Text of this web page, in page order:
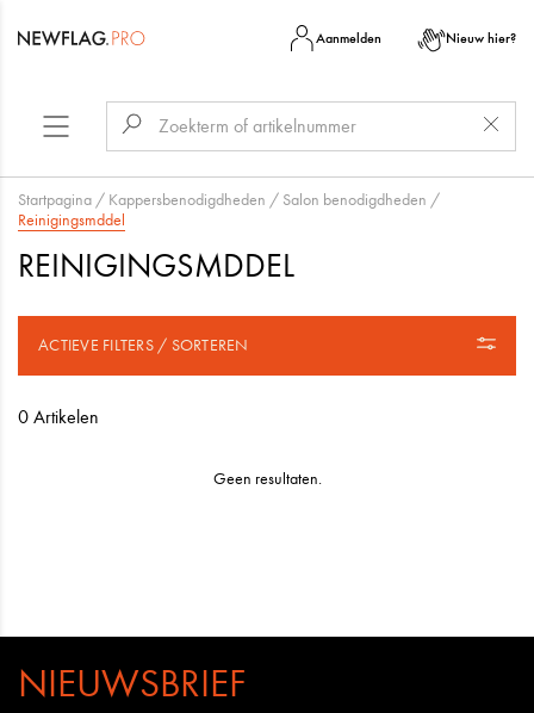
Aanmelden Nieuw hier?
Startpagina / Kappersbenodigdheden / Salon benodigdheden /
Reinigingsmddel
REINIGINGSMDDEL
ACTIEVE FILTERS / SORTEREN
0 Artikelen
Geen resultaten.
NIEUWSBRIEF